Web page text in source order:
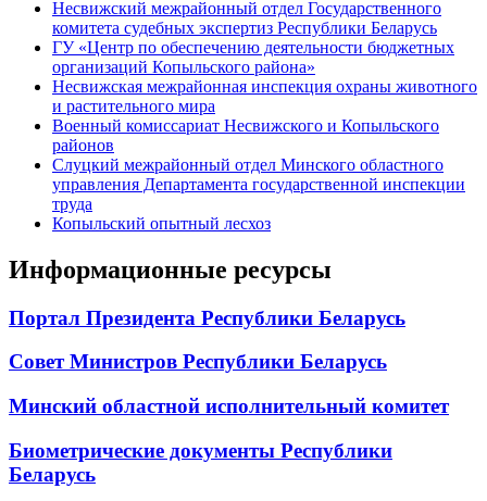
Несвижский межрайонный отдел Государственного
комитета судебных экспертиз Республики Беларусь
ГУ «Центр по обеспечению деятельности бюджетных
организаций Копыльского района»
Несвижская межрайонная инспекция охраны животного
и растительного мира
Военный комиссариат Несвижского и Копыльского
районов
Слуцкий межрайонный отдел Минского областного
управления Департамента государственной инспекции
труда
Копыльский опытный лесхоз
Информационные ресурсы
Портал Президента Республики Беларусь
Совет Министров Республики Беларусь
Минский областной исполнительный комитет
Биометрические документы Республики
Беларусь